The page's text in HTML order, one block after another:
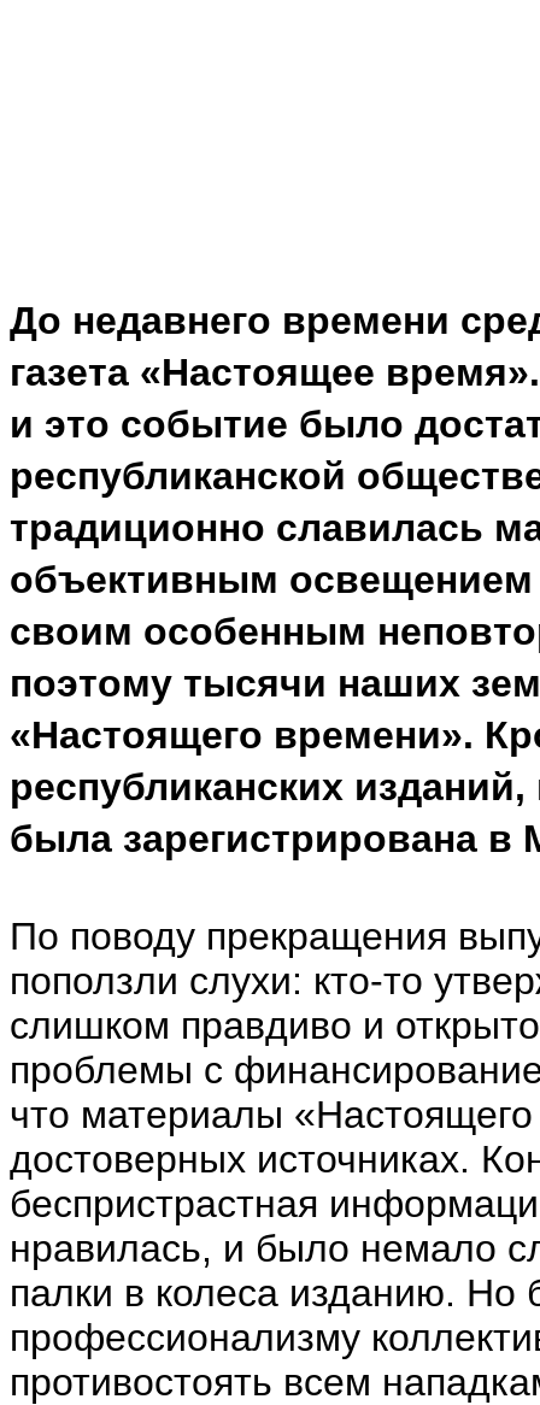
До недавнего времени
газета «Настоящее
и это событие было
республиканской
традиционно славилась
объективным освещением
своим особенным
поэтому тысячи наших
«Настоящего времени».
республиканских
была зарегистрирована в
По поводу прекращения
поползли слухи: кто-то
слишком правдиво и
проблемы с
что материалы
достоверных источниках.
беспристрастная
нравилась, и было немало
палки в колеса изданию. Но
профессионализму
противостоять всем